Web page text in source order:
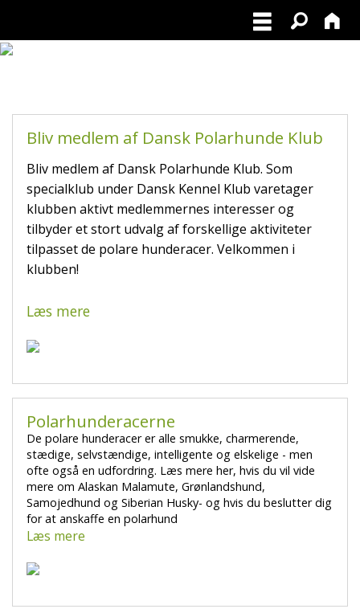
Bliv medlem af Dansk Polarhunde Klub
Bliv medlem af Dansk Polarhunde Klub. Som
specialklub under Dansk Kennel Klub varetager
klubben aktivt medlemmernes interesser og
tilbyder et stort udvalg af forskellige aktiviteter
tilpasset de polare hunderacer. Velkommen i
klubben!
Læs mere
Polarhunderacerne
De polare hunderacer er alle smukke, charmerende,
stædige, selvstændige, intelligente og elskelige - men
ofte også en udfordring. Læs mere her, hvis du vil vide
mere om Alaskan Malamute, Grønlandshund,
Samojedhund og Siberian Husky- og hvis du beslutter dig
for at anskaffe en polarhund
Læs mere